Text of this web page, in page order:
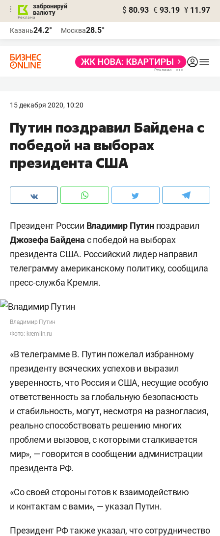
забронируй
валюту
$ 80.93 € 93.19 ¥ 11.97
Казань24.2° Москва28.5°
15 декабря 2020, 10:20
​Путин поздравил Байдена с
победой на выборах
президента США
Президент России Владимир Путинпоздравил
Джозефа Байдена с победой на выборах
президента США. Российский лидер направил
телеграмму американскому политику, сообщила
пресс-служба Кремля.
Владимир Путин
Фото: kremlin.ru
«В телеграмме В. Путин пожелал избранному
президенту всяческих успехов и выразил
уверенность, что Россия и США, несущие особую
ответственность за глобальную безопасность
и стабильность, могут, несмотря на разногласия,
реально способствовать решению многих
проблем и вызовов, с которыми сталкивается
мир», — говорится в сообщении администрации
президента РФ.
«Со своей стороны готов к взаимодействию
и контактам с вами», — указал Путин.
Президент РФ также указал, что сотрудничество